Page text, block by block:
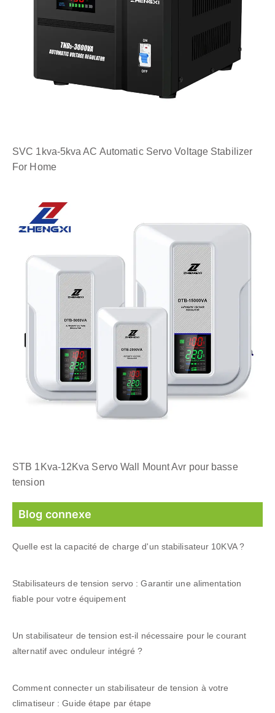
SVC 1kva-5kva AC Automatic Servo Voltage Stabilizer
For Home
STB 1Kva-12Kva Servo Wall Mount Avr pour basse
tension
Blog connexe
Quelle est la capacité de charge d'un stabilisateur 10KVA ?
Stabilisateurs de tension servo : Garantir une alimentation
fiable pour votre équipement
Un stabilisateur de tension est-il nécessaire pour le courant
alternatif avec onduleur intégré ?
Comment connecter un stabilisateur de tension à votre
climatiseur : Guide étape par étape